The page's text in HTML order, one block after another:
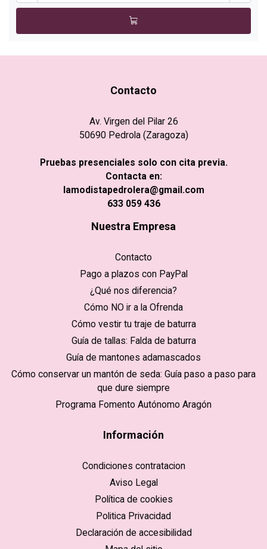
Contacto
Av. Virgen del Pilar 26
50690 Pedrola (Zaragoza)
Pruebas presenciales solo con cita previa.
Contacta en:
lamodistapedrolera@gmail.com
633 059 436
Nuestra Empresa
Contacto
Pago a plazos con PayPal
¿Qué nos diferencia?
Cómo NO ir a la Ofrenda
Cómo vestir tu traje de baturra
Guía de tallas: Falda de baturra
Guía de mantones adamascados
Cómo conservar un mantón de seda: Guía paso a paso para
que dure siempre
Programa Fomento Autónomo Aragón
Información
Condiciones contratacion
Aviso Legal
Política de cookies
Politica Privacidad
Declaración de accesibilidad